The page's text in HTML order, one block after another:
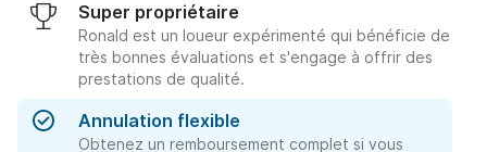
Super propriétaire
Ronald est un loueur expérimenté qui bénéficie de
très bonnes évaluations et s'engage à offrir des
prestations de qualité.
Annulation flexible
Obtenez un remboursement complet si vous